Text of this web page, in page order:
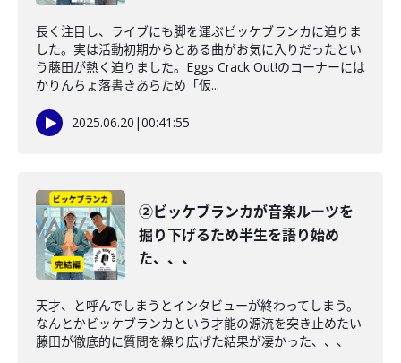
長く注目し、ライブにも脚を運ぶビッケブランカに迫りま
した。実は活動初期からとある曲がお気に入りだったとい
う藤田が熱く迫りました。Eggs Crack Out!のコーナーには
かりんちょ落書きあらため「仮...
2025.06.20 |00:41:55
②ビッケブランカが音楽ルーツを
掘り下げるため半生を語り始め
た、、、
天才、と呼んでしまうとインタビューが終わってしまう。
なんとかビッケブランカという才能の源流を突き止めたい
藤田が徹底的に質問を繰り広げた結果が凄かった、、、